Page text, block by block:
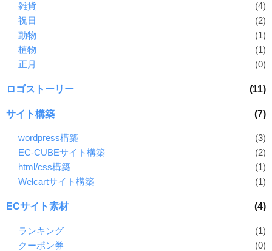
雑貨
(4)
祝日
(2)
動物
(1)
植物
(1)
正月
(0)
ロゴストーリー (11)
サイト構築 (7)
wordpress構築
(3)
EC-CUBEサイト構築
(2)
html/css構築
(1)
Welcartサイト構築
(1)
ECサイト素材 (4)
ランキング
(1)
クーポン券
(0)